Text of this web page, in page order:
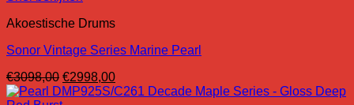
Akoestische Drums
Sonor Vintage Series Marine Pearl
€3098,00 Oorspronkelijke
prijs
€2998,00Huidige
prijs